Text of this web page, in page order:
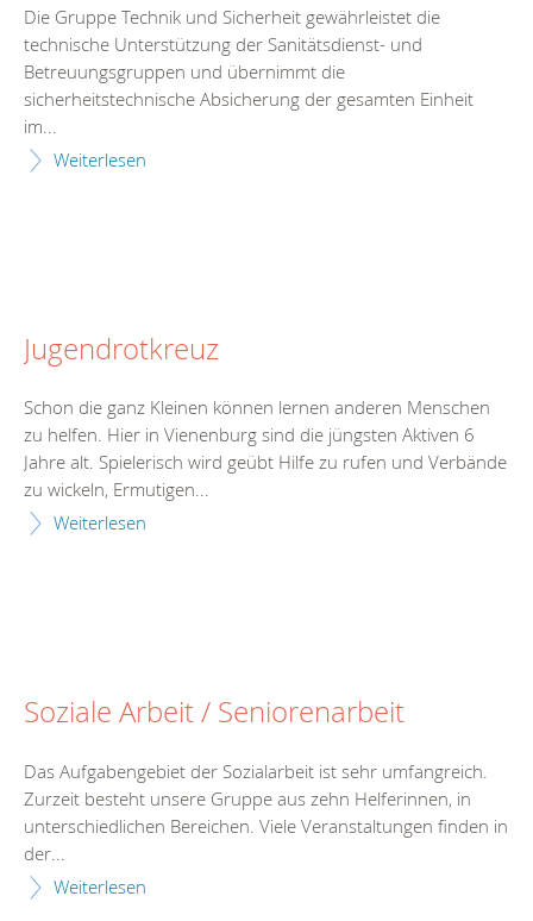
Die Gruppe Technik und Sicherheit gewährleistet die
technische Unterstützung der Sanitätsdienst- und
Betreuungsgruppen und übernimmt die
sicherheitstechnische Absicherung der gesamten Einheit
im...
Weiterlesen
Jugendrotkreuz
Schon die ganz Kleinen können lernen anderen Menschen
zu helfen. Hier in Vienenburg sind die jüngsten Aktiven 6
Jahre alt. Spielerisch wird geübt Hilfe zu rufen und Verbände
zu wickeln, Ermutigen...
Weiterlesen
Soziale Arbeit / Seniorenarbeit
Das Aufgabengebiet der Sozialarbeit ist sehr umfangreich.
Zurzeit besteht unsere Gruppe aus zehn Helferinnen, in
unterschiedlichen Bereichen. Viele Veranstaltungen finden in
der...
Weiterlesen